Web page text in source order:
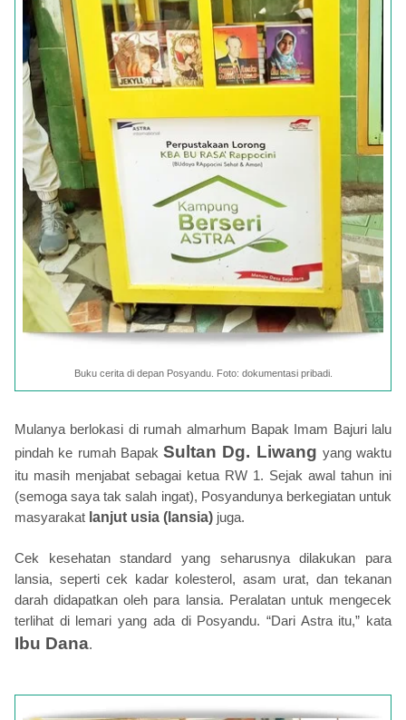
Buku cerita di depan Posyandu. Foto: dokumentasi pribadi.
Mulanya berlokasi di rumah almarhum Bapak Imam Bajuri lalu
pindah ke rumah Bapak Sultan Dg. Liwang yang waktu
itu masih menjabat sebagai ketua RW 1. Sejak awal tahun ini
(semoga saya tak salah ingat), Posyandunya berkegiatan untuk
masyarakat lanjut usia (lansia) juga.
Cek kesehatan standard yang seharusnya dilakukan para
lansia, seperti cek kadar kolesterol, asam urat, dan tekanan
darah didapatkan oleh para lansia. Peralatan untuk mengecek
terlihat di lemari yang ada di Posyandu. “Dari Astra itu,” kata
Ibu Dana.